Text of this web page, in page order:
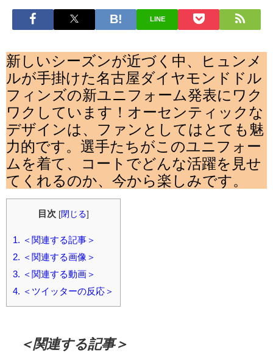
LINE
新しいシーズンが近づく中、ヒュンメ
ルが手掛けた名古屋ダイヤモンドドル
フィンズの新ユニフォーム発表にワク
ワクしています！オーセンティックな
デザインは、ファンとしてはとても魅
力的です。選手たちがこのユニフォー
ムを着て、コートでどんな活躍を見せ
てくれるのか、今から楽しみです。
目次 [閉じる]
1. ＜関連する記事＞
2. ＜関連する画像＞
3. ＜関連する動画＞
4. ＜ツイッターの反応＞
＜関連する記事＞